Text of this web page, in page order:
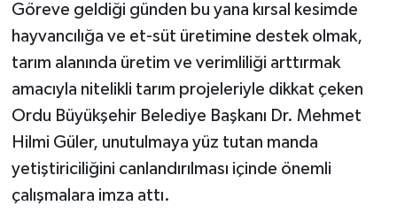
Göreve geldiği günden bu yana kırsal kesimde
hayvancılığa ve et-süt üretimine destek olmak,
tarım alanında üretim ve verimliliği arttırmak
amacıyla nitelikli tarım projeleriyle dikkat çeken
Ordu Büyükşehir Belediye Başkanı Dr. Mehmet
Hilmi Güler, unutulmaya yüz tutan manda
yetiştiriciliğini canlandırılması içinde önemli
çalışmalara imza attı.